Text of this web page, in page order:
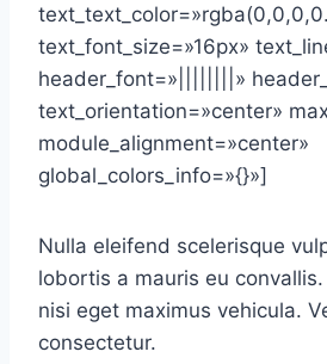
text_font_size=»16px»
header_font=»||||||||»
text_orientation=»center»
module_alignment=»center»
global_colors_info=»{}»]
Nulla eleifend scelerisque
lobortis a mauris eu
nisi eget maximus vehicula.
consectetur.